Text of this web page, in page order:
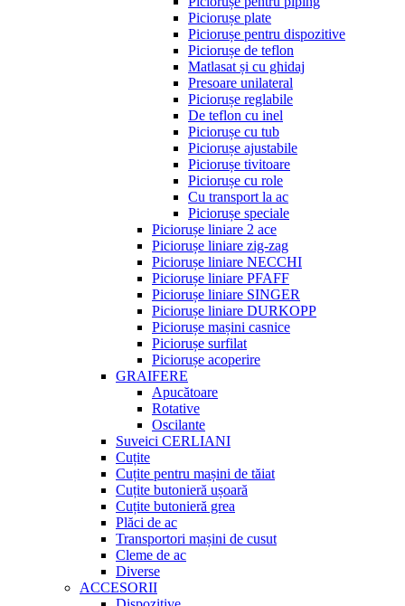
Piciorușe plate
Piciorușe pentru dispozitive
Piciorușe de teflon
Matlasat și cu ghidaj
Presoare unilateral
Piciorușe reglabile
De teflon cu inel
Piciorușe cu tub
Piciorușe ajustabile
Piciorușe tivitoare
Piciorușe cu role
Cu transport la ac
Piciorușe speciale
Piciorușe liniare 2 ace
Piciorușe liniare zig-zag
Piciorușe liniare NECCHI
Piciorușe liniare PFAFF
Piciorușe liniare SINGER
Piciorușe liniare DURKOPP
Piciorușe mașini casnice
Piciorușe surfilat
Piciorușe acoperire
GRAIFERE
Apucătoare
Rotative
Oscilante
Suveici CERLIANI
Cuțite
Cuțite pentru mașini de tăiat
Cuțite butonieră ușoară
Cuțite butonieră grea
Plăci de ac
Transportori mașini de cusut
Cleme de ac
Diverse
ACCESORII